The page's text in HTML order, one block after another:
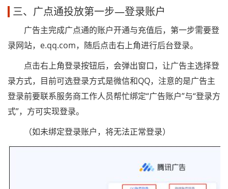
三、广点通投放第一步—登录账户
广告主完成广点通的账户开通与充值后，第一步需要登
录网站，e.qq.com，随后点击右上角进行后台登录。
点击右上角登录按钮后，会弹出窗口，让广告主选择登
录方式，目前可选登录方式是微信和QQ，注意的是广告主
登录前要联系服务商工作人员帮忙绑定“广告账户”与“登录方
式”，方可实现登录。
（如未绑定登录账户，将无法正常登录）